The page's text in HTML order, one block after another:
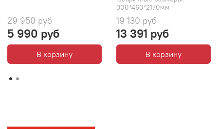
29 950 руб
5 990 руб
В корзину
300*460*2170мм
19 130 руб
13 391 руб
В корзину